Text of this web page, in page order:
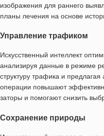
изображения для раннего
планы лечения на основе
Управление трафиком
Искусственный интеллект
анализируя данные в режиме
структуру трафика и
операции повышают
заторы и помогают снизить
Сохранение природы